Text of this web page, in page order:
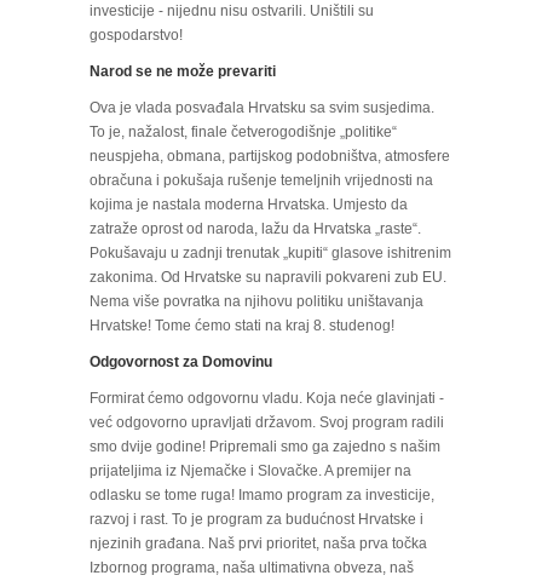
investicije - nijednu nisu ostvarili. Uništili su
gospodarstvo!
Narod se ne može prevariti
Ova je vlada posvađala Hrvatsku sa svim susjedima.
To je, nažalost, finale četverogodišnje „politike“
neuspjeha, obmana, partijskog podobništva, atmosfere
obračuna i pokušaja rušenje temeljnih vrijednosti na
kojima je nastala moderna Hrvatska. Umjesto da
zatraže oprost od naroda, lažu da Hrvatska „raste“.
Pokušavaju u zadnji trenutak „kupiti“ glasove ishitrenim
zakonima. Od Hrvatske su napravili pokvareni zub EU.
Nema više povratka na njihovu politiku uništavanja
Hrvatske! Tome ćemo stati na kraj 8. studenog!
Odgovornost za Domovinu
Formirat ćemo odgovornu vladu. Koja neće glavinjati -
već odgovorno upravljati državom. Svoj program radili
smo dvije godine! Pripremali smo ga zajedno s našim
prijateljima iz Njemačke i Slovačke. A premijer na
odlasku se tome ruga! Imamo program za investicije,
razvoj i rast. To je program za budućnost Hrvatske i
njezinih građana. Naš prvi prioritet, naša prva točka
Izbornog programa, naša ultimativna obveza, naš